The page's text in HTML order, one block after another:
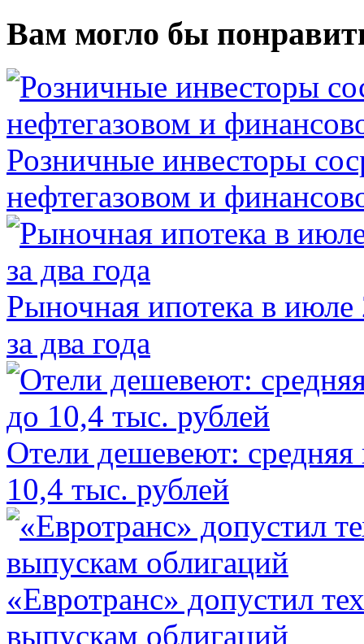
Вам могло бы
Розничные инвесторы
нефтегазовом и
Рыночная ипотека в июле
за два года
Отели дешевеют:
10,4 тыс. рублей
«Евротранс» допустил
выпускам облигаций